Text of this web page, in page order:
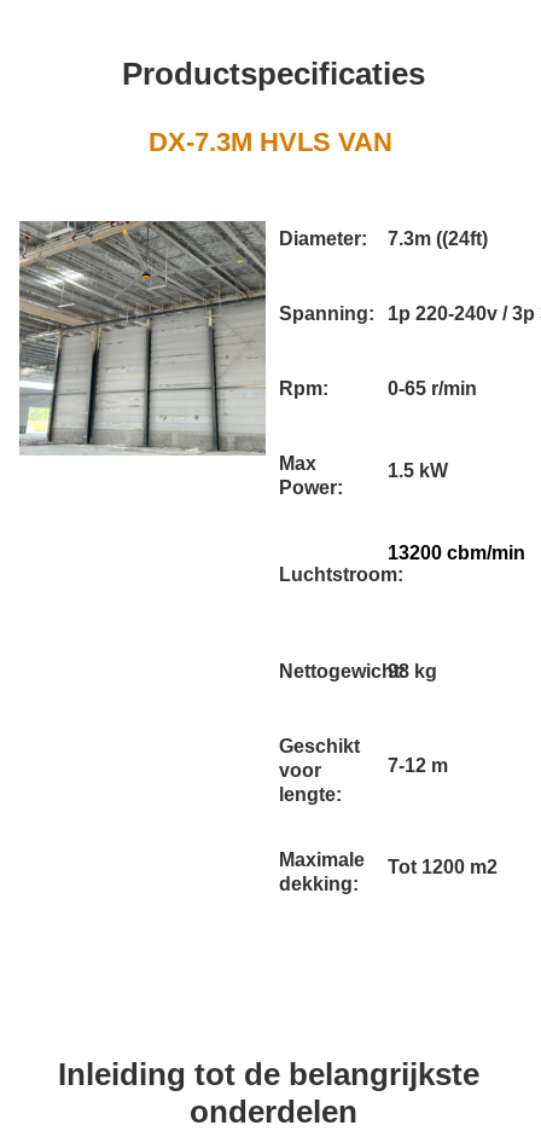
Productspecificaties
DX-7.3M HVLS VAN
Diameter: 7.3m ((24ft)
Spanning: 1p 220-240v / 3p
Rpm: 0-65 r/min
Max
Power:
1.5 kW
Luchtstroom:
13200 cbm/min
Nettogewicht:98 kg
Geschikt
voor
lengte:
7-12 m
Maximale
dekking:
Tot 1200 m2
Inleiding tot de belangrijkste
onderdelen